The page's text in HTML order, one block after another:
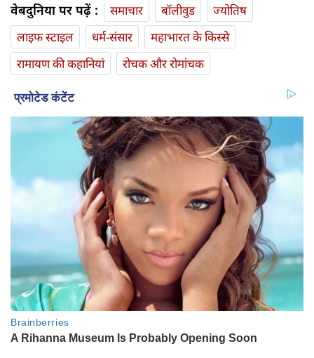
वेबदुनिया पर पढ़ें : समाचार बॉलीवुड
ज्योतिष
लाइफ स्‍टाइल
धर्म-संसार
महाभारत के किस्से
रामायण की कहानियां
रोचक और रोमांचक